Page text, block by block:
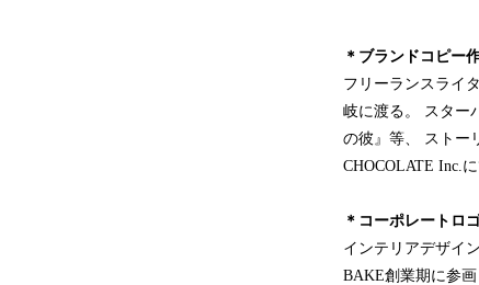
＊ブランドコピー
フリーランスライ
岐に渡る。 スター
の彼』等、 ストー
CHOCOLATE Inc.
＊コーポレートロ
インテリアデザイ
BAKE創業期に参